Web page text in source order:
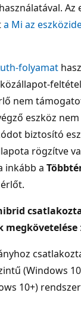
a Mi az
folyamat
nem
eszköz
biztosító
rögzítve
inkább a
megkövetelése :
(Windows
10+)